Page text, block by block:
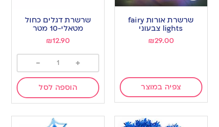
Add
wishlist
שרשרת אורות fairy
lights צבעוני
₪29.00
צפיה במוצר
wishlist
שרשרת דגלים כחול
מטאלי-10 מטר
₪12.90
+
-
הוספה לסל